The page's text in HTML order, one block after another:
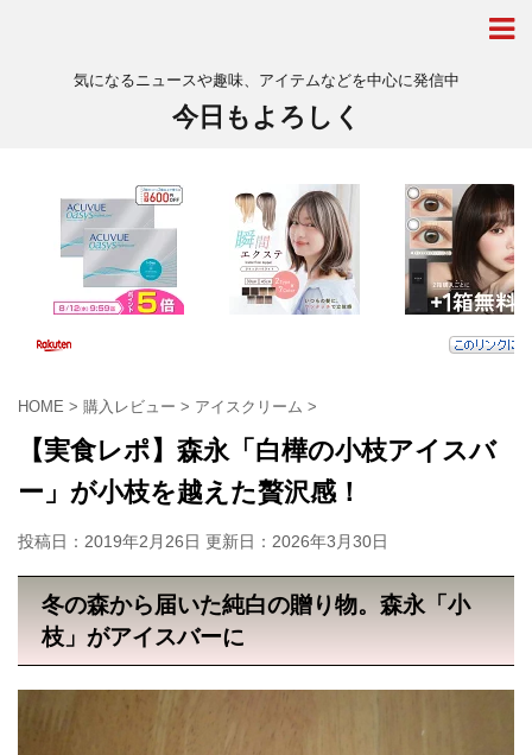
気になるニュースや趣味、アイテムなどを中心に発信中
今日もよろしく
HOME > 購入レビュー > アイスクリーム >
【実食レポ】森永「白樺の小枝アイスバ
ー」が小枝を越えた贅沢感！
投稿日：2019年2月26日 更新日： 2026年3月30日
冬の森から届いた純白の贈り物。森永「小
枝」がアイスバーに